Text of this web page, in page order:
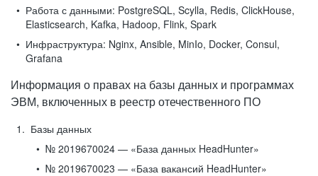
Работа с данными: PostgreSQL, Scylla, Redis, ClickHouse,
Elasticsearch, Kafka, Hadoop, Flink, Spark
Инфраструктура: Nginx, Ansible, MinIo, Docker, Consul,
Grafana
Информация о правах на базы данных и программах
ЭВМ, включенных в реестр отечественного ПО
Базы данных
№ 2019670024 — «База данных HeadHunter»
№ 2019670023 — «База вакансий HeadHunter»